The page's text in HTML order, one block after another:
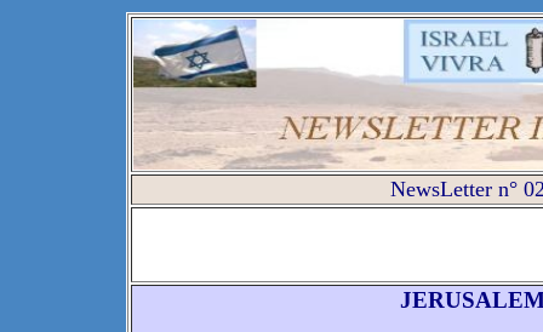
NewsLetter n°